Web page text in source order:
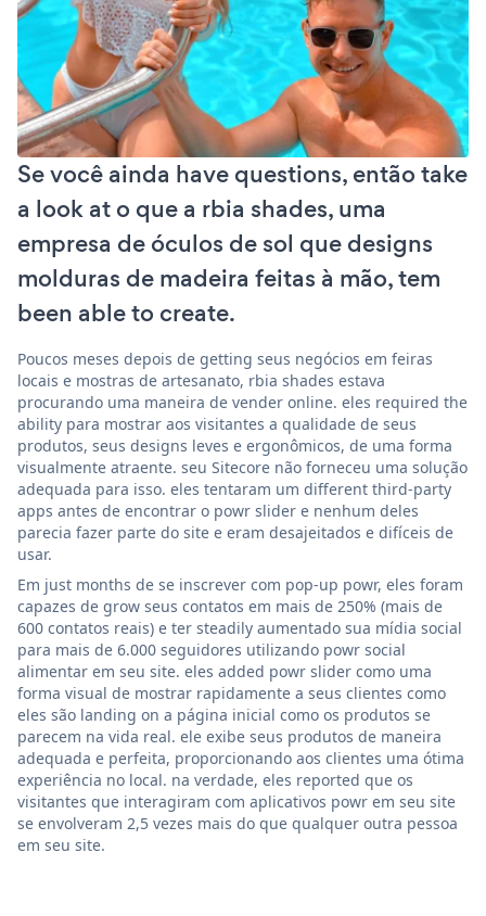
Se você ainda have questions, então take
a look at o que a rbia shades, uma
empresa de óculos de sol que designs
molduras de madeira feitas à mão, tem
been able to create.
Poucos meses depois de getting seus negócios em feiras
locais e mostras de artesanato, rbia shades estava
procurando uma maneira de vender online. eles required the
ability para mostrar aos visitantes a qualidade de seus
produtos, seus designs leves e ergonômicos, de uma forma
visualmente atraente. seu Sitecore não forneceu uma solução
adequada para isso. eles tentaram um different third-party
apps antes de encontrar o powr slider e nenhum deles
parecia fazer parte do site e eram desajeitados e difíceis de
usar.
Em just months de se inscrever com pop-up powr, eles foram
capazes de grow seus contatos em mais de 250% (mais de
600 contatos reais) e ter steadily aumentado sua mídia social
para mais de 6.000 seguidores utilizando powr social
alimentar em seu site. eles added powr slider como uma
forma visual de mostrar rapidamente a seus clientes como
eles são landing on a página inicial como os produtos se
parecem na vida real. ele exibe seus produtos de maneira
adequada e perfeita, proporcionando aos clientes uma ótima
experiência no local. na verdade, eles reported que os
visitantes que interagiram com aplicativos powr em seu site
se envolveram 2,5 vezes mais do que qualquer outra pessoa
em seu site.